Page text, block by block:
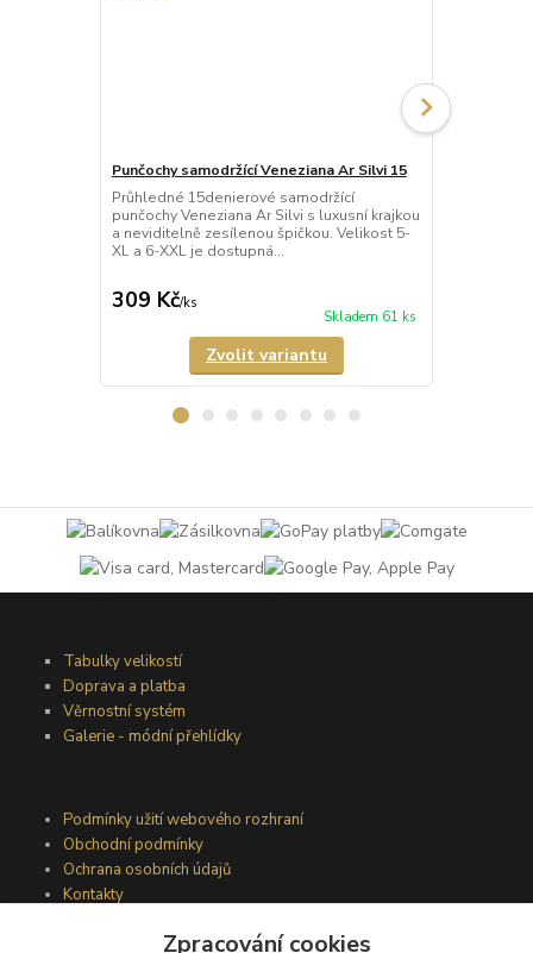
Punčochy samodržící Veneziana Ar Silvi 15
Průhledné 15denierové samodržící
punčochy Veneziana Ar Silvi s luxusní krajkou
a neviditelně zesílenou špičkou. Velikost 5-
XL a 6-XXL je dostupná...
309 Kč/ks
Skladem 61 ks
Zvolit variantu
Tabulky velikostí
Doprava a platba
Věrnostní systém
Galerie - módní přehlídky
Podmínky užití webového rozhraní
Obchodní podmínky
Ochrana osobních údajů
Kontakty
Zpracování cookies